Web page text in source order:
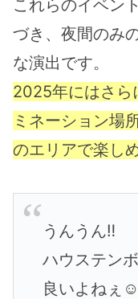
これらのイベン
づき、夜間のみ
な演出です。
2025年にはさら
ミネーション場
のエリアで楽し
うんうん‼︎
ハウステン
良いよねぇ☺️